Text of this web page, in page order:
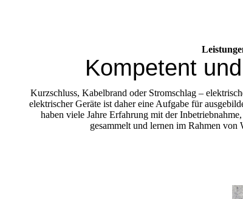
Kompetent
Kurzschluss, Kabelbrand oder Stromschlag –
elektrischer Geräte ist daher eine Aufgabe für
haben viele Jahre Erfahrung mit der
gesammelt und lernen im Rahmen von